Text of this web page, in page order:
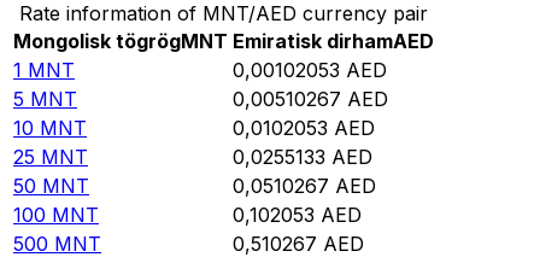
Rate information of MNT/AED currency pair
Mongolisk tögrögMNT Emiratisk dirhamAED
1 MNT 0,00102053 AED
5 MNT 0,00510267 AED
10 MNT 0,0102053 AED
25 MNT 0,0255133 AED
50 MNT 0,0510267 AED
100 MNT 0,102053 AED
500 MNT 0,510267 AED